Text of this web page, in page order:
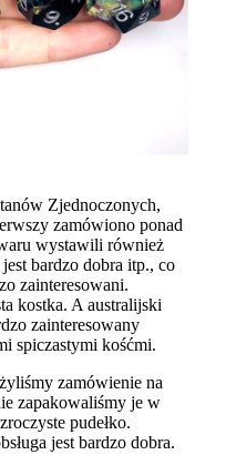
Zjednoczonych,
zamówiono ponad
wystawili również
bardzo dobra itp., co
zainteresowani.
kostka. A australijski
zainteresowany
spiczastymi kośćmi.
zamówienie na
zapakowaliśmy je w
pudełko.
jest bardzo dobra.